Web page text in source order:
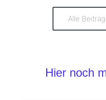
Alle
Hier noch